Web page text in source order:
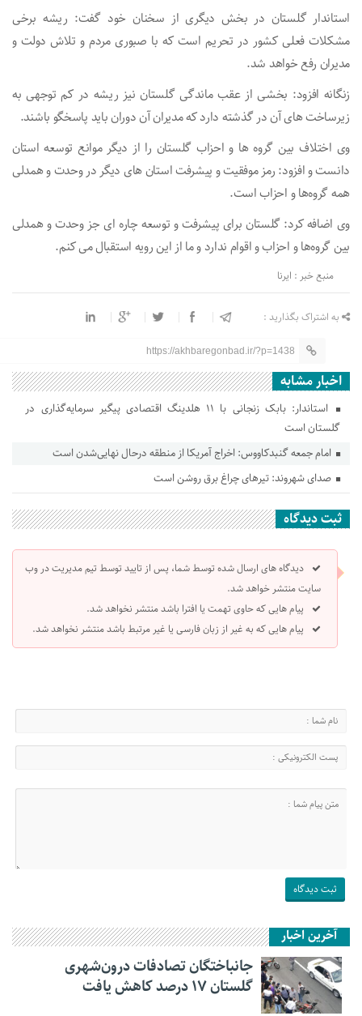
استاندار گلستان در بخش دیگری از سخنان خود گفت: ریشه برخی
مشکلات فعلی کشور در تحریم است که با صبوری مردم و تلاش دولت و
مدیران رفع خواهد شد.
زنگانه افزود: بخشی از عقب ماندگی گلستان نیز ریشه در کم توجهی به
زیرساخت های آن در گذشته دارد که مدیران آن دوران باید پاسخگو باشند.
وی اختلاف بین گروه ها و احزاب گلستان را از دیگر موانع توسعه استان
دانست و افزود: رمز موفقیت و پیشرفت استان های دیگر در وحدت و همدلی
همه گروه‌ها و احزاب است.
وی اضافه کرد: گلستان برای پیشرفت و توسعه چاره ای جز وحدت و همدلی
بین گروه‌ها و احزاب و اقوام ندارد و ما از این رویه استقبال می کنم.
منبع خبر : ایرنا
به اشتراک بگذارید :
https://akhbaregonbad.ir/?p=1438
اخبار مشابه
استاندار: بابک زنجانی با ۱۱ هلدینگ اقتصادی پیگیر سرمایه‌گذاری در
گلستان است
امام جمعه گنبدکاووس: اخراج آمریکا از منطقه درحال نهایی‌شدن است
صدای شهروند: تیرهای چراغ برق روشن است
ثبت دیدگاه
دیدگاه های ارسال شده توسط شما، پس از تایید توسط تیم مدیریت در وب
سایت منتشر خواهد شد.
پیام هایی که حاوی تهمت یا افترا باشد منتشر نخواهد شد.
پیام هایی که به غیر از زبان فارسی یا غیر مرتبط باشد منتشر نخواهد شد.
آخرین اخبار
جانباختگان تصادفات درون‌شهری
گلستان ۱۷ درصد کاهش یافت